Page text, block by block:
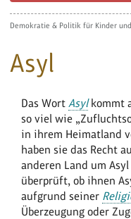
Demokratie & Politik für Kinder
Asyl
Das Wort Asylkommt
so viel wie
in ihrem Heimatland
haben sie das Recht
anderen Land um
überprüft, ob ihnen
aufgrund seiner
Überzeugung oder